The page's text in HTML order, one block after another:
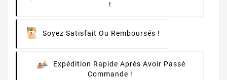
!
Soyez Satisfait Ou Remboursés !
Expédition Rapide Après Avoir Passé
Commande !